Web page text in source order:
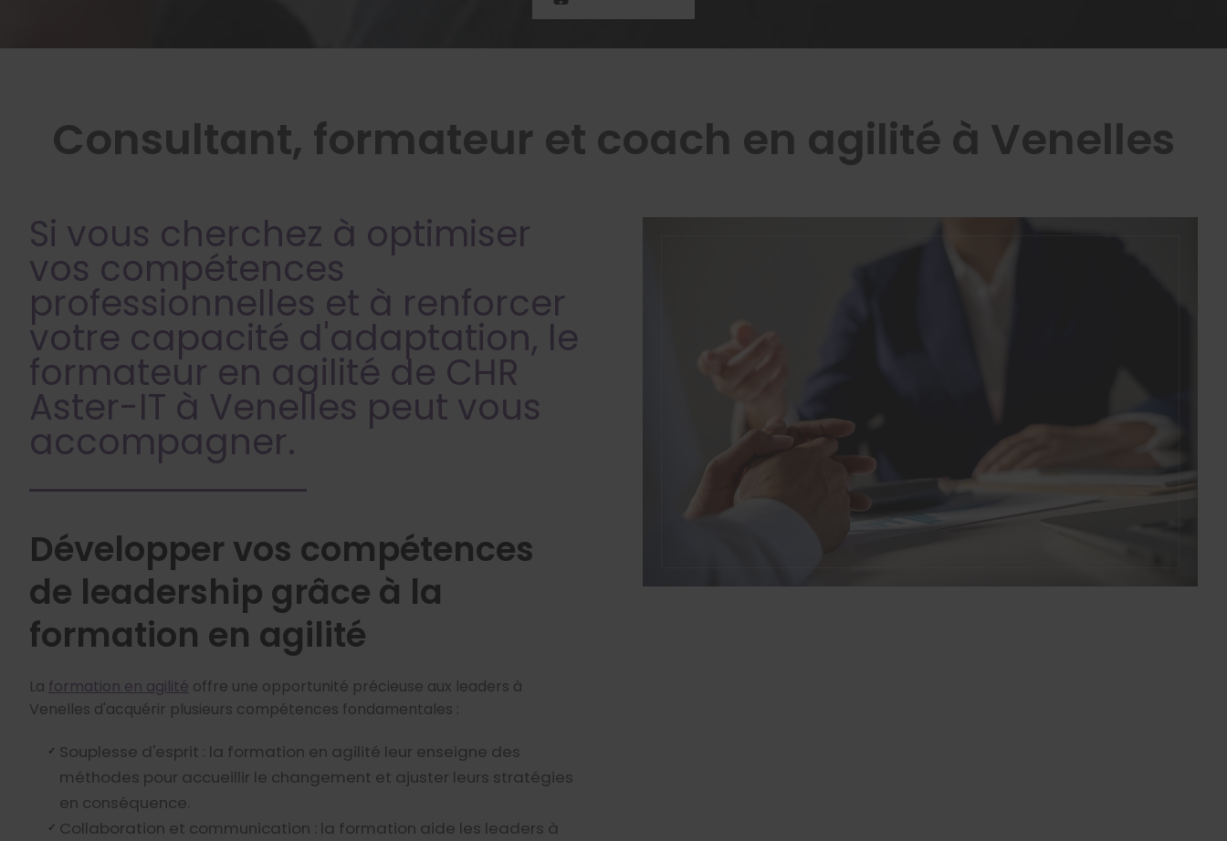
Consultant, formateur et coach en agilité à Venelles
Si vous cherchez à optimiser
vos compétences
professionnelles et à renforcer
votre capacité d'adaptation, le
formateur en agilité de CHR
Aster-IT à Venelles peut vous
accompagner.
Développer vos compétences
de leadership grâce à la
formation en agilité
La formation en agilité offre une opportunité précieuse aux leaders à
Venelles d'acquérir plusieurs compétences fondamentales :
Souplesse d'esprit : la formation en agilité leur enseigne des
méthodes pour accueillir le changement et ajuster leurs stratégies
en conséquence.
Collaboration et communication : la formation aide les leaders à